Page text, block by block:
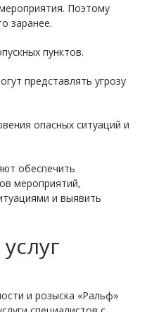
Поэтому
заранее.
пунктов.
представлять угрозу
опасных ситуаций и
обеспечить
мероприятий,
и выявить
и розыска «Ральф»